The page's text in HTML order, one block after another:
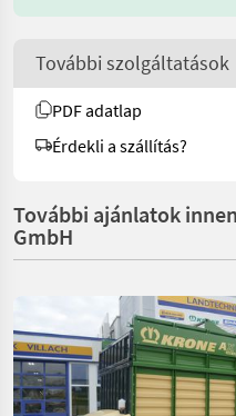
További szolgáltatások
PDF adatlap
Érdekli a szállítás?
További ajánlatok
GmbH